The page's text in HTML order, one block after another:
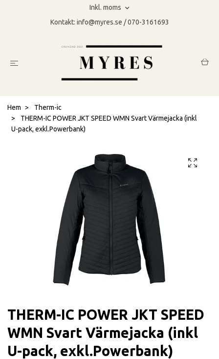
Inkl. moms
Kontakt: info@myres.se / 070-3161693
Hem
Therm-ic
THERM-IC POWER JKT SPEED WMN Svart Värmejacka (inkl
U-pack, exkl.Powerbank)
THERM-IC POWER JKT SPEED
WMN Svart Värmejacka (inkl
U-pack, exkl.Powerbank)